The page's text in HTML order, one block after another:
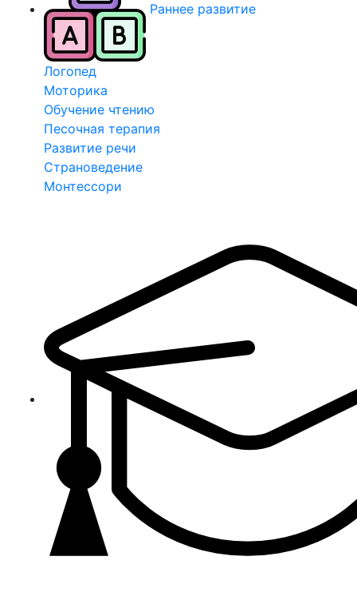
Раннее развитие
Логопед
Моторика
Обучение чтению
Песочная терапия
Развитие речи
Страноведение
Монтессори